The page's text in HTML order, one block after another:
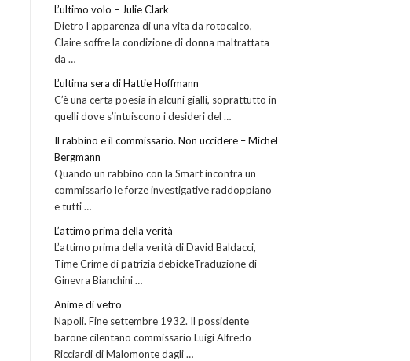
L’ultimo volo – Julie Clark
Dietro l’apparenza di una vita da rotocalco,
Claire soffre la condizione di donna maltrattata
da …
L’ultima sera di Hattie Hoffmann
C’è una certa poesia in alcuni gialli, soprattutto in
quelli dove s’intuiscono i desideri del …
Il rabbino e il commissario. Non uccidere – Michel
Bergmann
Quando un rabbino con la Smart incontra un
commissario le forze investigative raddoppiano
e tutti …
L’attimo prima della verità
L’attimo prima della verità di David Baldacci,
Time Crime di patrizia debickeTraduzione di
Ginevra Bianchini …
Anime di vetro
Napoli. Fine settembre 1932. Il possidente
barone cilentano commissario Luigi Alfredo
Ricciardi di Malomonte dagli …